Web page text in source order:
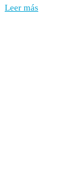
Leer más